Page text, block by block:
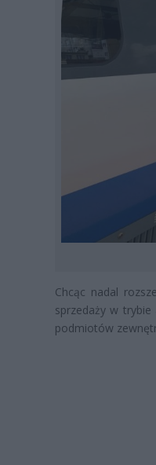
Chcąc nadal
sprzedaży w
podmiotów